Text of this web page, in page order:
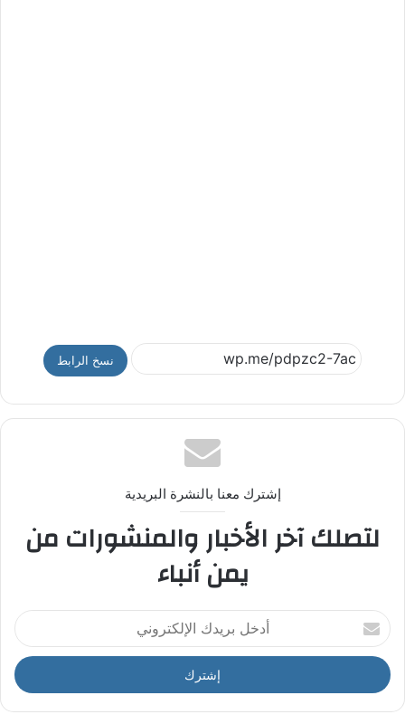
نسخ الرابط
إشترك معنا بالنشرة البريدية
لتصلك آخر الأخبار والمنشورات من
يمن أنباء
أ
د
خ
ل
ر